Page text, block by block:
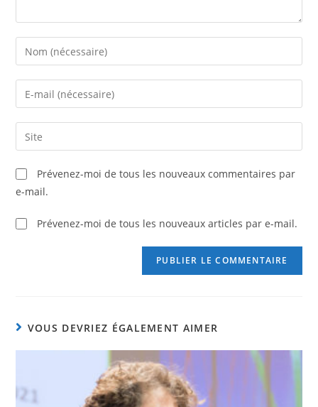
Prévenez-moi de tous les nouveaux commentaires par
e-mail.
Prévenez-moi de tous les nouveaux articles par e-mail.
VOUS DEVRIEZ ÉGALEMENT AIMER